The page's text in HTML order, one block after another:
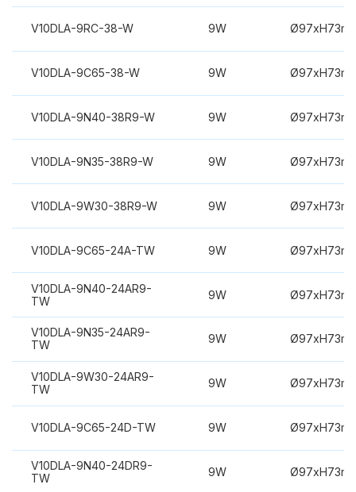
V10DLA-9RC-38-W 9W
V10DLA-9C65-38-W 9W
V10DLA-9N40-38R9-W 9W
V10DLA-9N35-38R9-W 9W
V10DLA-9W30-38R9-W 9W
V10DLA-9C65-24A-TW 9W
V10DLA-9N40-24AR9-
TW
9W
V10DLA-9N35-24AR9-
TW
9W
V10DLA-9W30-24AR9-
TW
9W
V10DLA-9C65-24D-TW 9W
V10DLA-9N40-24DR9-
TW
9W